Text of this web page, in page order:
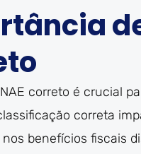
correto é crucial
correta
benefícios fiscais